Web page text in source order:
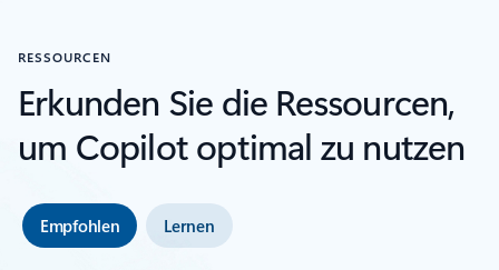
RESSOURCEN
Erkunden Sie die Ressourcen,
um Copilot optimal zu nutzen
Empfohlen Lernen